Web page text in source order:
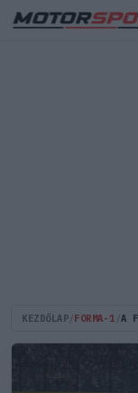
KEZDŐLAP FORMA-1